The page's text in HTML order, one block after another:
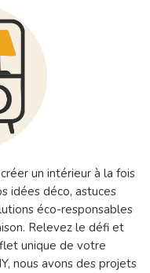
un intérieur à la fois
idées déco, astuces
éco-responsables
Relevez le défi et
unique de votre
nous avons des projets